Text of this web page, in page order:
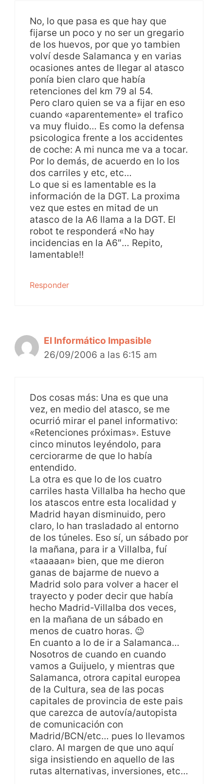
No, lo que pasa es que hay que
fijarse un poco y no ser un gregario
de los huevos, por que yo tambien
volví desde Salamanca y en varias
ocasiones antes de llegar al atasco
ponía bien claro que había
retenciones del km 79 al 54.
Pero claro quien se va a fijar en eso
cuando «aparentemente» el trafico
va muy fluido… Es como la defensa
psicologica frente a los accidentes
de coche: A mi nunca me va a tocar.
Por lo demás, de acuerdo en lo los
dos carriles y etc, etc…
Lo que si es lamentable es la
información de la DGT. La proxima
vez que estes en mitad de un
atasco de la A6 llama a la DGT. El
robot te responderá «No hay
incidencias en la A6″… Repito,
lamentable!!
Responder
El Informático Impasible
26/09/2006 a las 6:15 am
Dos cosas más: Una es que una
vez, en medio del atasco, se me
ocurrió mirar el panel informativo:
«Retenciones próximas». Estuve
cinco minutos leyéndolo, para
cerciorarme de que lo había
entendido.
La otra es que lo de los cuatro
carriles hasta Villalba ha hecho que
los atascos entre esta localidad y
Madrid hayan disminuido, pero
claro, lo han trasladado al entorno
de los túneles. Eso sí, un sábado por
la mañana, para ir a Villalba, fuí
«taaaaan» bien, que me dieron
ganas de bajarme de nuevo a
Madrid solo para volver a hacer el
trayecto y poder decir que había
hecho Madrid-Villalba dos veces,
en la mañana de un sábado en
menos de cuatro horas. 😉
En cuanto a lo de ir a Salamanca…
Nosotros de cuando en cuando
vamos a Guijuelo, y mientras que
Salamanca, otrora capital europea
de la Cultura, sea de las pocas
capitales de provincia de este pais
que carezca de autovía/autopista
de comunicación con
Madrid/BCN/etc… pues lo llevamos
claro. Al margen de que uno aquí
siga insistiendo en aquello de las
rutas alternativas, inversiones, etc…